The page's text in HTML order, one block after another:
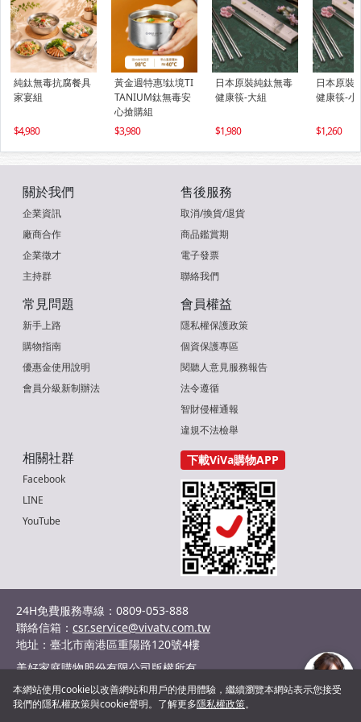
純鈦無毒抗腐餐具
家宴組
4,980
黃金週特惠!鈦境TI
TANIUM鈦無毒安
心搶購組
3,980
日本原裝純鈦無毒
健康筷-大組
1,980
日本原裝
健康筷-小
1,260
關於我們
企業資訊
廠商合作
企業徵才
主持群
售後服務
取消/換貨/退貨
商品鑑賞期
電子發票
聯絡我們
常見問題
新手上路
購物指南
優惠金使用說明
會員分級新制辦法
會員權益
隱私權保護政策
個資保護專區
閱聽人意見服務報告
法令遵循
智財侵權通報
違規不法檢舉
相關社群
Facebook
LINE
YouTube
下載ViVa購物APP
24H免費服務專線：0809-053-888
聯絡信箱： csr.service@vivatv.com.tw
地址：臺北市南港區重陽路120號4樓
美好家庭購物股份有限公司版權所有
統編：29036132
©2024 Shopnet Homeshopping co., Ltd. All Rights Reserved.
本網站使用cookie以改善網站和用戶的使用體驗，繼續瀏覽本網站表示您接受
我們的隱私權政策與cookie聲明。了解更多隱私權政策。